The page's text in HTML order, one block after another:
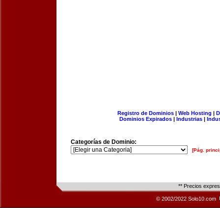
Registro de Dominios| Web Hosting |
Dominios Expirados | Industrias |
Categorías de Dominio:
[Pág.
** Precios
© 2002/2022 Solo10.com